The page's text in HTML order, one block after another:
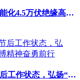
程力汽车集团自主研发生产首款智能化4.5万伏绝缘高空作业车填补了国内高端电力抢险工程车空白
企业文化：以“五个自信”调整好节后工作状态，弘扬“开工即开战，逢战必完胜”的拼搏精神奋勇前行